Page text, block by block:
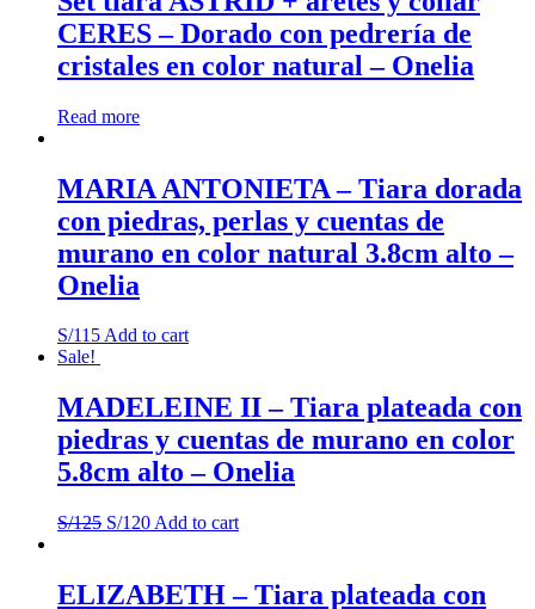
quantity
CERES – Dorado con pedrería de
cristales en color natural – Onelia
Read more
MARIA ANTONIETA – Tiara dorada
con piedras, perlas y cuentas de
murano en color natural 3.8cm alto –
Onelia
S/115Add to cart
Sale!
MADELEINE II – Tiara plateada con
piedras y cuentas de murano en color
5.8cm alto – Onelia
S/125 S/120 Add to cart
ELIZABETH – Tiara plateada con